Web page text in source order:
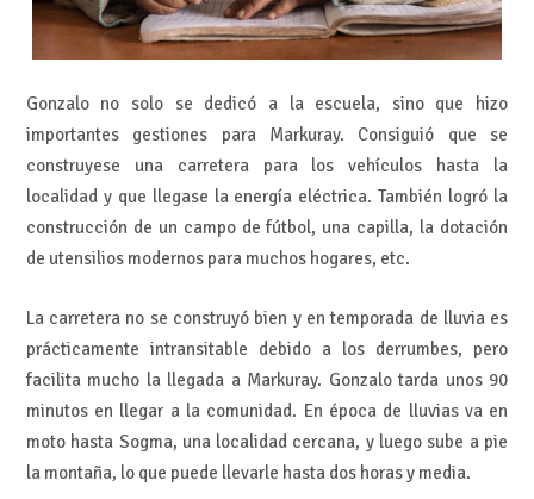
Gonzalo no solo se dedicó a la escuela, sino que hizo
importantes gestiones para Markuray. Consiguió que se
construyese una carretera para los vehículos hasta la
localidad y que llegase la energía eléctrica. También logró la
construcción de un campo de fútbol, una capilla, la dotación
de utensilios modernos para muchos hogares, etc.
La carretera no se construyó bien y en temporada de lluvia es
prácticamente intransitable debido a los derrumbes, pero
facilita mucho la llegada a Markuray. Gonzalo tarda unos 90
minutos en llegar a la comunidad. En época de lluvias va en
moto hasta Sogma, una localidad cercana, y luego sube a pie
la montaña, lo que puede llevarle hasta dos horas y media.